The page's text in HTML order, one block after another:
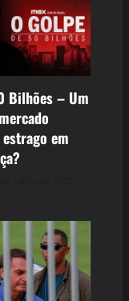
Bilhões – Um
em